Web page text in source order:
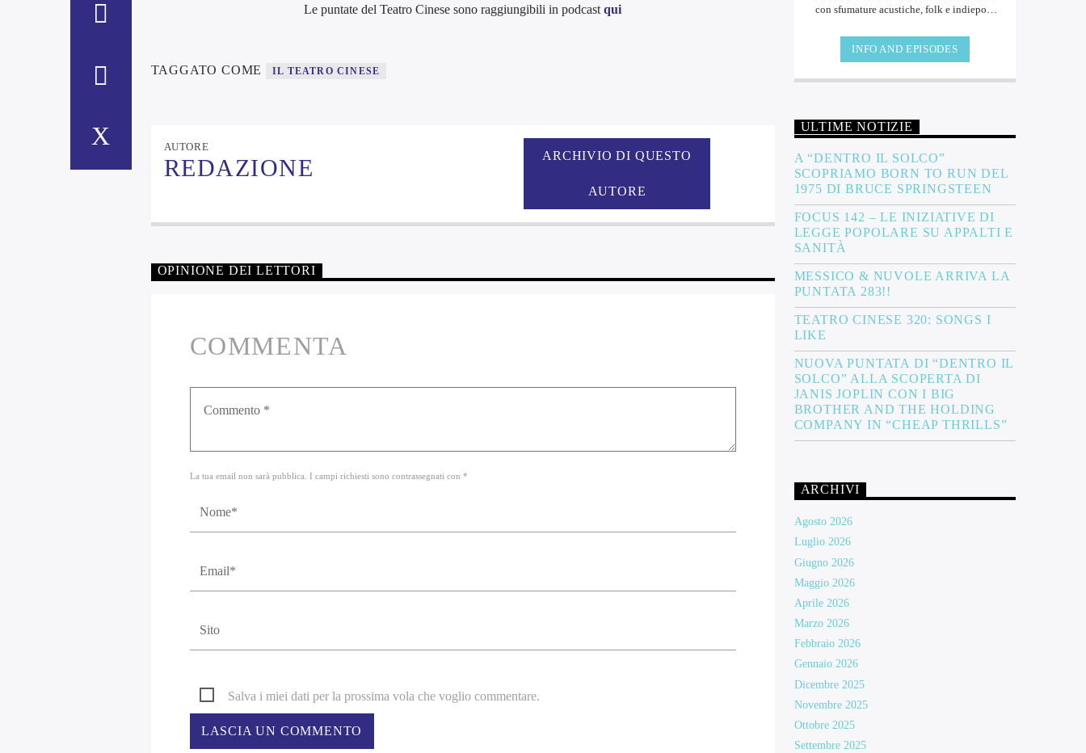
Le puntate del Teatro Cinese sono raggiungibili in podcast qui
TAGGATO COME IL TEATRO CINESE
AUTORE
REDAZIONE ARCHIVIO DI QUESTO
AUTORE
OPINIONE DEI LETTORI
COMMENTA
La tua email non sarà pubblica. I campi richiesti sono contrassegnati con *
Salva i miei dati per la prossima vola che voglio commentare.
con sfumature acustiche, folk e indiepop.
INFO AND EPISODES
ULTIME NOTIZIE
A “DENTRO IL SOLCO”
SCOPRIAMO BORN TO RUN DEL
1975 DI BRUCE SPRINGSTEEN
FOCUS 142 – LE INIZIATIVE DI
LEGGE POPOLARE SU APPALTI E
SANITÀ
MESSICO & NUVOLE ARRIVA LA
PUNTATA 283!!
TEATRO CINESE 320: SONGS I
LIKE
NUOVA PUNTATA DI “DENTRO IL
SOLCO” ALLA SCOPERTA DI
JANIS JOPLIN CON I BIG
BROTHER AND THE HOLDING
COMPANY IN “CHEAP THRILLS”
ARCHIVI
Agosto 2026
Luglio 2026
Giugno 2026
Maggio 2026
Aprile 2026
Marzo 2026
Febbraio 2026
Gennaio 2026
Dicembre 2025
Novembre 2025
Ottobre 2025
Settembre 2025